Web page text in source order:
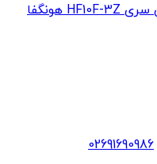
پایه رله سه کنتاکت مخصوص رله‌های سری HF10F-3Z هونگفا
02691690986